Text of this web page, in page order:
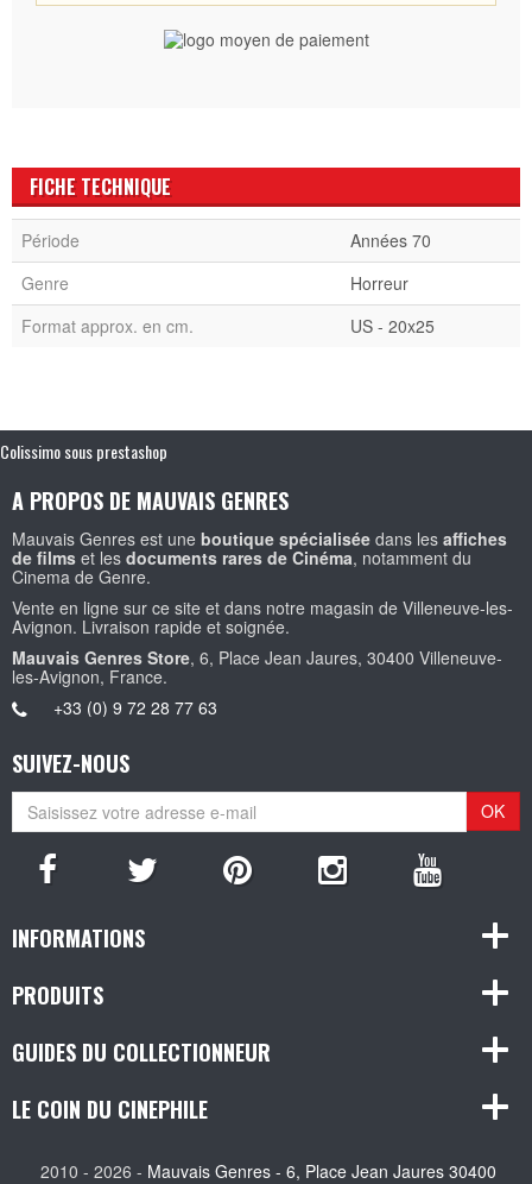
FICHE TECHNIQUE
Période
Années 70
Genre
Horreur
Format approx. en cm.
US - 20x25
Colissimo sous prestashop
A PROPOS DE MAUVAIS GENRES
Mauvais Genres est une boutique spécialisée dans les affiches
de films et les documents rares de Cinéma, notamment du
Cinema de Genre.
Vente en ligne sur ce site et dans notre magasin de Villeneuve-les-
Avignon. Livraison rapide et soignée.
Mauvais Genres Store, 6, Place Jean Jaures, 30400 Villeneuve-
les-Avignon, France.
+33 (0) 9 72 28 77 63
SUIVEZ-NOUS
OK
INFORMATIONS
PRODUITS
GUIDES DU COLLECTIONNEUR
LE COIN DU CINEPHILE
2010 - 2026 - Mauvais Genres - 6, Place Jean Jaures 30400